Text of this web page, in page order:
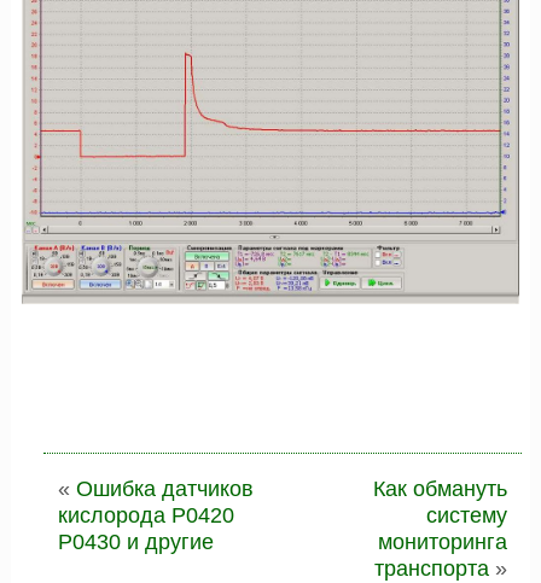
« Ошибка датчиков
кислорода P0420
P0430 и другие
Как обмануть
систему
мониторинга
транспорта»